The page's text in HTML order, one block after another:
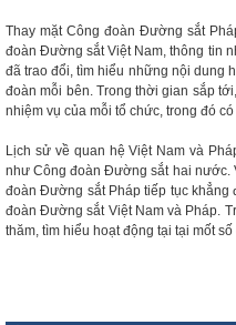
Thay mặt Công đoàn Đường sắt
đoàn Đường sắt Việt Nam, thông tin
đã trao đổi, tìm hiểu những nội dung
đoàn mỗi bên. Trong thời gian sắp
nhiệm vụ của mỗi tổ chức, trong đó
Lịch sử về quan hệ Việt Nam và
như Công đoàn Đường sắt hai nước.
đoàn Đường sắt Pháp tiếp tục khẳng
đoàn Đường sắt Việt Nam và Pháp.
thăm, tìm hiểu hoạt động tại tại mốt